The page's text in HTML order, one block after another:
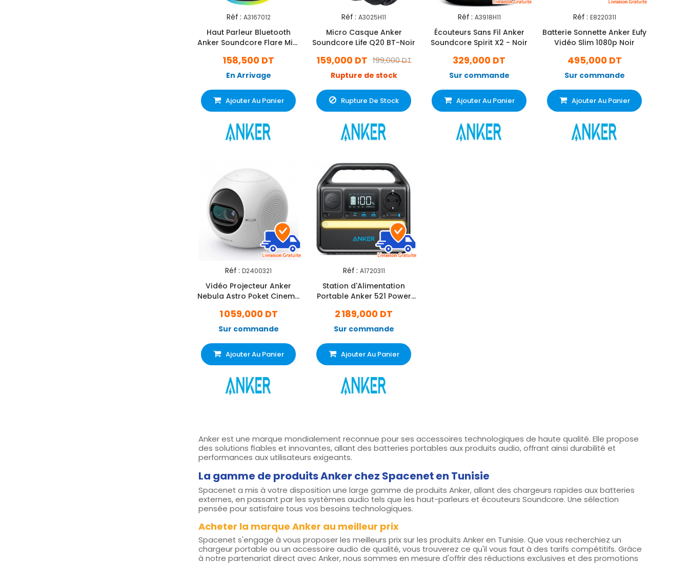
Réf : A3167012
Haut Parleur Bluetooth
Anker Soundcore Flare Mini
158,500 DT
En Arrivage
Ajouter Au Panier
Réf : A3025H11
Micro Casque Anker
Soundcore Life Q20 BT-Noir
199,000 DT
159,000 DT
Rupture de stock
Rupture De Stock
Réf : A3918H11
Écouteurs Sans Fil Anker
Soundcore Spirit X2 - Noir
329,000 DT
Sur commande
Ajouter Au Panier
Réf : E8220311
Batterie Sonnette Anker Eufy
Vidéo Slim 1080p Noir
495,000 DT
Sur commande
Ajouter Au Panier
Réf : D2400321
Vidéo Projecteur Anker
Nebula Astro Poket Cinema
1 059,000 DT
Sur commande
Ajouter Au Panier
Réf : A1720311
Station d'Alimentation
Portable Anker 521 Power
2 189,000 DT
Sur commande
Ajouter Au Panier
Anker est une marque mondialement reconnue pour ses accessoires technologiques de haute qualité. Elle propose
des solutions fiables et innovantes, allant des batteries portables aux produits audio, offrant ainsi durabilité et
performances aux utilisateurs exigeants.
La gamme de produits Anker chez Spacenet en Tunisie
Spacenet a mis à votre disposition une large gamme de produits Anker, allant des chargeurs rapides aux batteries
externes, en passant par les systèmes audio tels que les haut-parleurs et écouteurs Soundcore. Une sélection
pensée pour satisfaire tous vos besoins technologiques.
Acheter la marque Anker au meilleur prix
Spacenet s'engage à vous proposer les meilleurs prix sur les produits Anker en Tunisie. Que vous recherchiez un
chargeur portable ou un accessoire audio de qualité, vous trouverez ce qu'il vous faut à des tarifs compétitifs. Grâce
à notre partenariat direct avec Anker, nous sommes en mesure d'offrir des réductions exclusives et des promotions